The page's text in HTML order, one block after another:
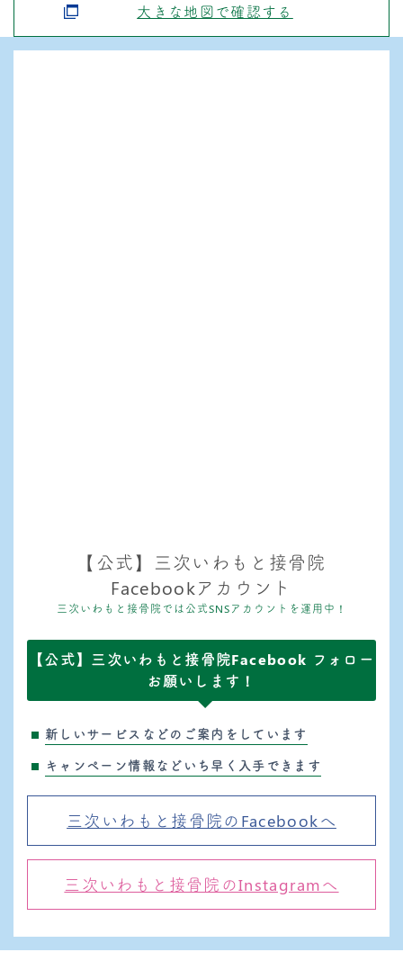
大きな地図で確認する
【公式】三次いわもと接骨院
Facebookアカウント
三次いわもと接骨院では公式SNSアカウントを運用中！
【公式】三次いわもと接骨院Facebook フォロー
お願いします！
新しいサービスなどのご案内をしています
キャンペーン情報などいち早く入手できます
三次いわもと接骨院のFacebookへ
三次いわもと接骨院のInstagramへ